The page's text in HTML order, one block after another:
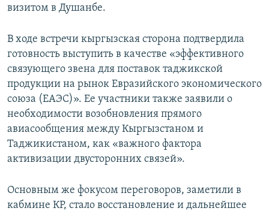
визитом в Душанбе.
В ходе встречи кыргызская сторона подтвердила
готовность выступить в качестве «эффективного
связующего звена для поставок таджикской
продукции на рынок Евразийского экономического
союза (ЕАЭС)». Ее участники также заявили о
необходимости возобновления прямого
авиасообщения между Кыргызстаном и
Таджикистаном, как «важного фактора
активизации двусторонних связей».
Основным же фокусом переговоров, заметили в
кабмине КР, стало восстановление и дальнейшее